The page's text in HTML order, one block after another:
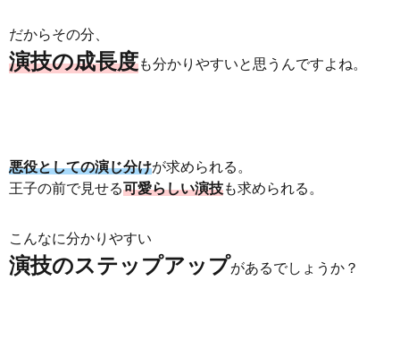
だからその分、
演技の成長度も分かりやすいと思うんですよね。
悪役としての演じ分けが求められる。
王子の前で見せる可愛らしい演技も求められる。
こんなに分かりやすい
演技のステップアップがあるでしょうか？